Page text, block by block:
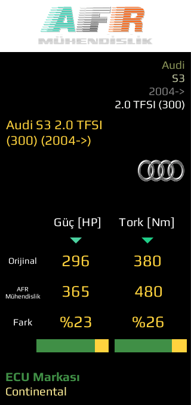
Audi
S3
2004->
2.0 TFSI (300)
Audi S3 2.0 TFSI
(300) (2004->)
Güç [HP] Tork [Nm]
Orijinal 296 380
AFR
Mühendislik
365 480
Fark %23 %26
ECU Markası
Continental